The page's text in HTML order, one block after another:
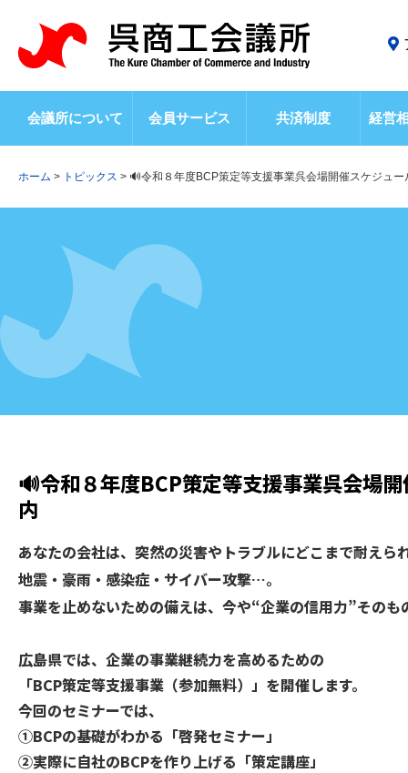
会議所について 会員サービス 共済制度 経営
ホーム > トピックス > 🔊令和８年度BCP策定等支援事業呉会場開催スケジュー
🔊令和８年度BCP策定等支援事業呉会場
内
あなたの会社は、突然の災害やトラブルにどこまで耐えら
地震・豪雨・感染症・サイバー攻撃…。
事業を止めないための備えは、今や“企業の信用力”そのも
広島県では、企業の事業継続力を高めるための
「BCP策定等支援事業（参加無料）」を開催します。
今回のセミナーでは、
➀BCPの基礎がわかる「啓発セミナー」
➁実際に自社のBCPを作り上げる「策定講座」